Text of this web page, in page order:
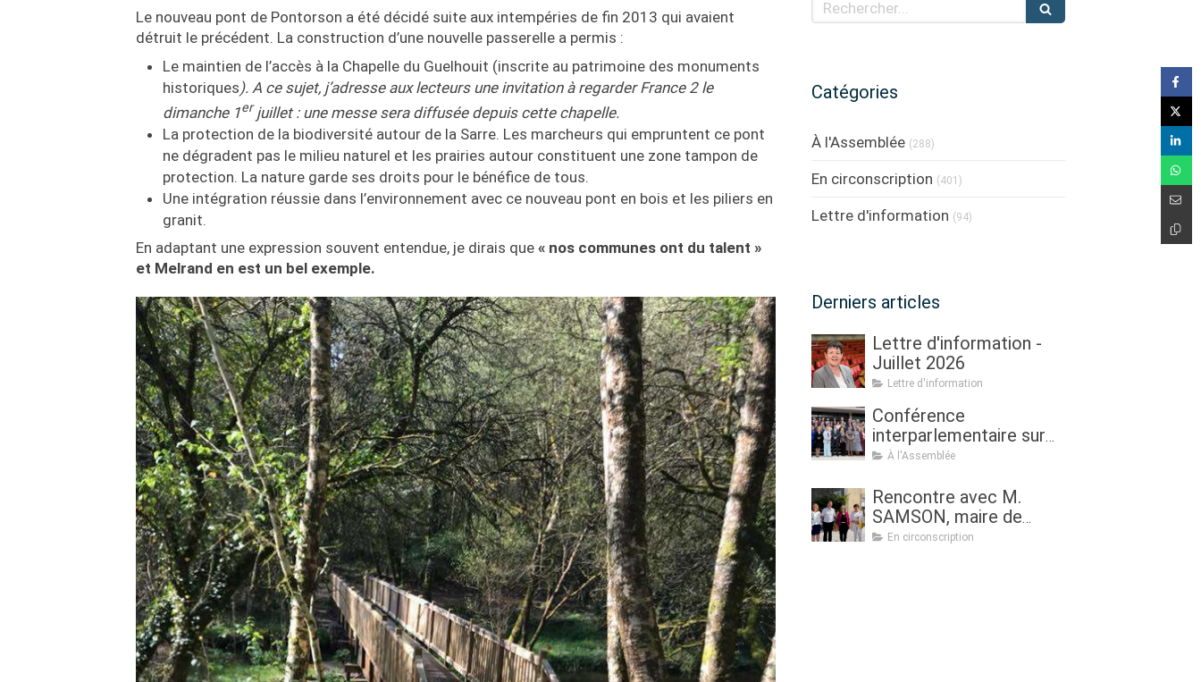
Le nouveau pont de Pontorson a été décidé suite aux intempéries de fin 2013 qui avaient
détruit le précédent. La construction d’une nouvelle passerelle a permis :
Le maintien de l’accès à la Chapelle du Guelhouit (inscrite au patrimoine des monuments
historiques). A ce sujet, j’adresse aux lecteurs une invitation à regarder France 2 le
dimanche 1erjuillet : une messe sera diffusée depuis cette chapelle.
La protection de la biodiversité autour de la Sarre. Les marcheurs qui empruntent ce pont
ne dégradent pas le milieu naturel et les prairies autour constituent une zone tampon de
protection. La nature garde ses droits pour le bénéfice de tous.
Une intégration réussie dans l’environnement avec ce nouveau pont en bois et les piliers en
granit.
En adaptant une expression souvent entendue, je dirais que « nos communes ont du talent »
et Melrand en est un bel exemple.
Catégories
À l'Assemblée (288)
En circonscription (401)
Lettre d'information (94)
Derniers articles
Lettre d'information -
Juillet 2026
Lettre d'information
Conférence
interparlementaire sur
l’agriculture à Dublin : «
l'agriculture, de la
politique à la pratique.
Renouveau
À l'Assemblée
Rencontre avec M.
SAMSON, maire de
Sulniac
En circonscription